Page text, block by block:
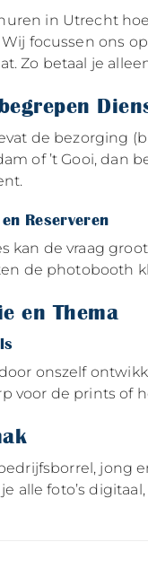
in Utrecht
focussen ons
Zo betaal je
de bezorging
of ’t Gooi, dan
Reserveren
kan de vraag
de photobooth
en Thema
onszelf
voor de prints of
jong
alle foto’s